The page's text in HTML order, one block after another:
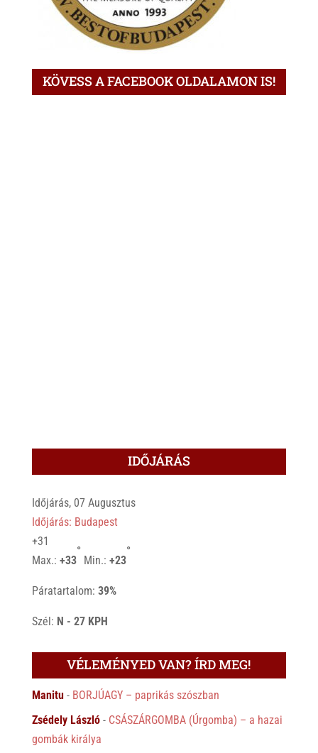
KÖVESS A FACEBOOK OLDALAMON IS!
IDŐJÁRÁS
Időjárás, 07 Augusztus
Időjárás: Budapest
+31
Max.: +33
°
Min.: +23
°
Páratartalom: 39%
Szél: N - 27 KPH
VÉLEMÉNYED VAN? ÍRD MEG!
Manitu- BORJÚAGY – paprikás szószban
Zsédely László- CSÁSZÁRGOMBA (Úrgomba) – a hazai
gombák királya